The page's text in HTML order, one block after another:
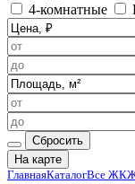
4-комнатные
Сбросить
На карте